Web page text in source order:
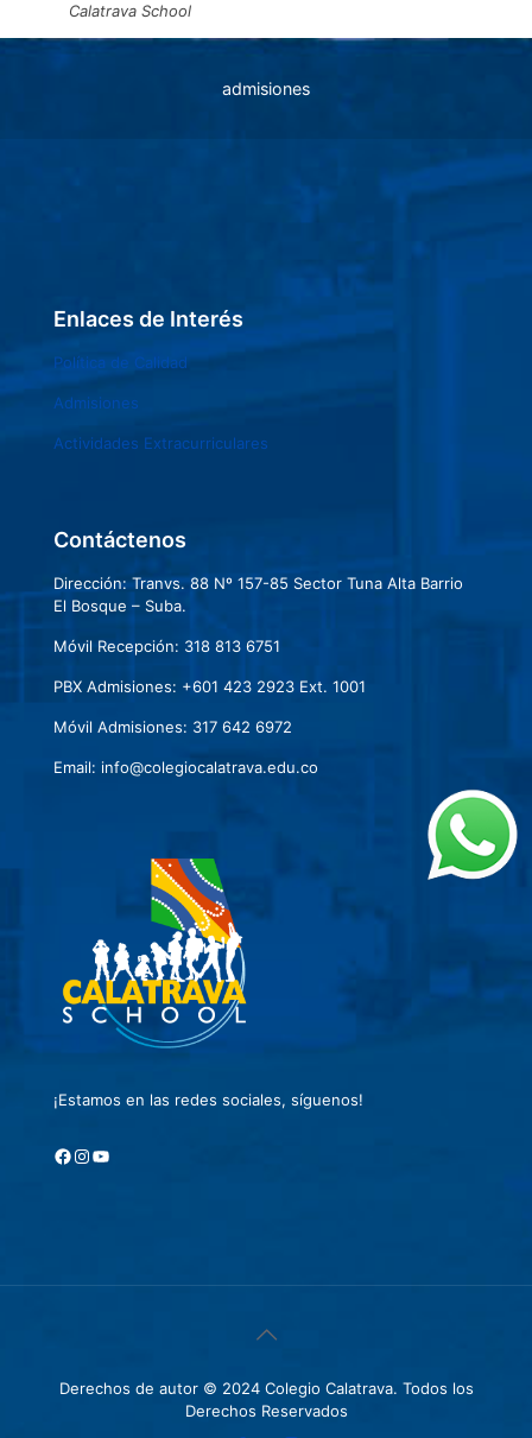
Calatrava School
admisiones
Enlaces de Interés
Política de Calidad
Admisiones
Actividades Extracurriculares
Contáctenos
Dirección: Tranvs. 88 Nº 157-85 Sector Tuna Alta Barrio
El Bosque – Suba.
Móvil Recepción: 318 813 6751
PBX Admisiones: +601 423 2923 Ext. 1001
Móvil Admisiones: 317 642 6972
Email: info@colegiocalatrava.edu.co
¡Estamos en las redes sociales, síguenos!
Facebook
Instagram
YouTube
Derechos de autor © 2024 Colegio Calatrava. Todos los
Derechos Reservados